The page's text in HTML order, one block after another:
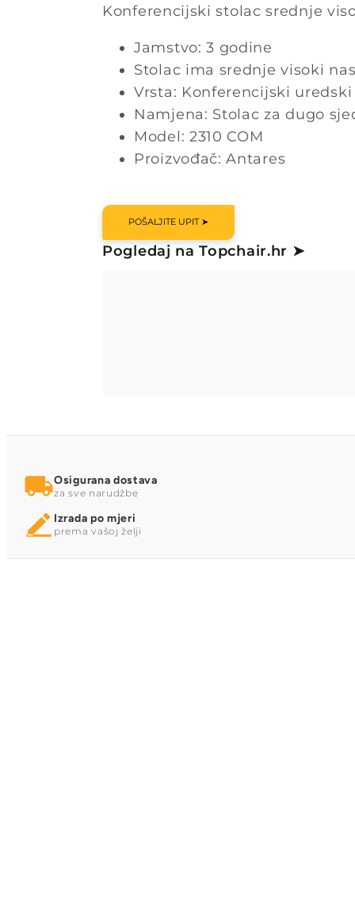
Konferencijski stolac srednje
Jamstvo: 3 godine
Stolac ima srednje visoki
Vrsta: Konferencijski
Namjena: Stolac za dugo
Model: 2310 COM
Proizvođač: Antares
POŠALJITE UPIT ➤
Pogledaj na Topchair.hr ➤
Osigurana dostava
za sve narudžbe
Izrada po mjeri
prema vašoj želji